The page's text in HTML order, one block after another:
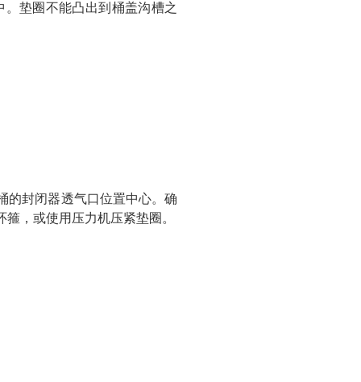
垫圈不能凸出到桶盖沟槽之
的封闭器透气口位置中心。确
，或使用压力机压紧垫圈。